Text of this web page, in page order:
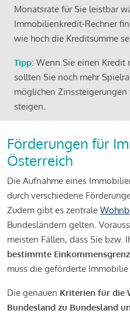
Monatsrate für Sie leistbar
Immobilienkredit-Rechner
wie hoch die Kreditsumme
Tipp: Wenn Sie einen
sollten Sie noch mehr
möglichen
steigen.
Förderungen für
Österreich
Die Aufnahme eines
durch verschiedene
Zudem gibt es zentrale
Bundesländern gelten.
meisten Fällen, dass Sie bzw.
bestimmte
muss die geförderte
Die genauen Kriterien für die
Bundesland zu Bundesland